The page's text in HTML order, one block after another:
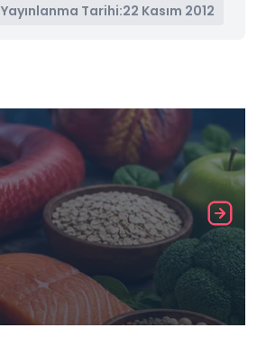
Yayınlanma Tarihi:22 Kasım 2012